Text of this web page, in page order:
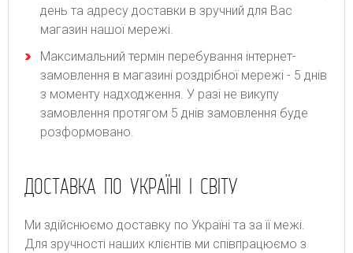
день та адресу доставки в зручний для Вас
магазин нашої мережі.
Максимальний термін перебування інтернет-
замовлення в магазині роздрібної мережі - 5 днів
з моменту надходження. У разі не викупу
замовлення протягом 5 днів замовлення буде
розформовано.
ДОСТАВКА ПО УКРАЇНІ І СВІТУ
Ми здійснюємо доставку по Україні та за її межі.
Для зручності наших клієнтів ми співпрацюємо з